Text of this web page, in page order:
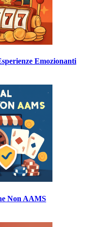
Emozionanti
Non AAMS